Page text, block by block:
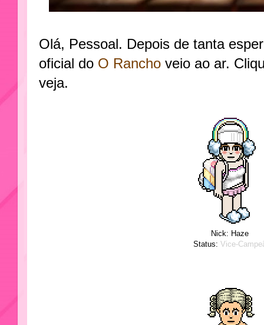
Olá, Pessoal. Depois de tanta
oficial do O Rancho veio ao ar.
veja.
Nick: Haze
Status: Vice-